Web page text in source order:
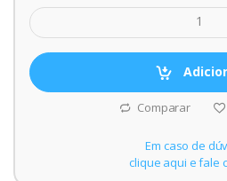
Comparar
Em caso de
clique aqui e fale